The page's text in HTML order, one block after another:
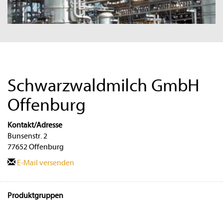
Schwarzwaldmilch GmbH
Offenburg
Kontakt/Adresse
Bunsenstr. 2
77652 Offenburg
E-Mail versenden
Produktgruppen